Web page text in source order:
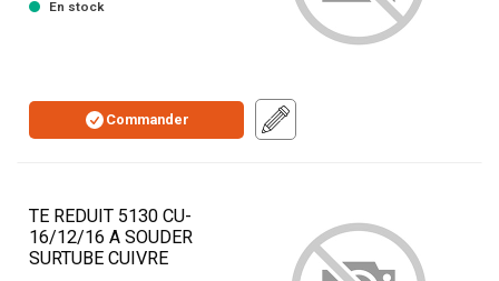
En stock
Commander
TE REDUIT 5130 CU-
16/12/16 A SOUDER
SURTUBE CUIVRE